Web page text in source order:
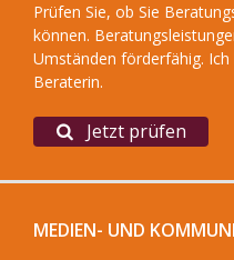
Prüfen Sie, ob Sie
können.
Umständen förderfähig.
Beraterin.
Jetzt prüfen
MEDIEN- UND